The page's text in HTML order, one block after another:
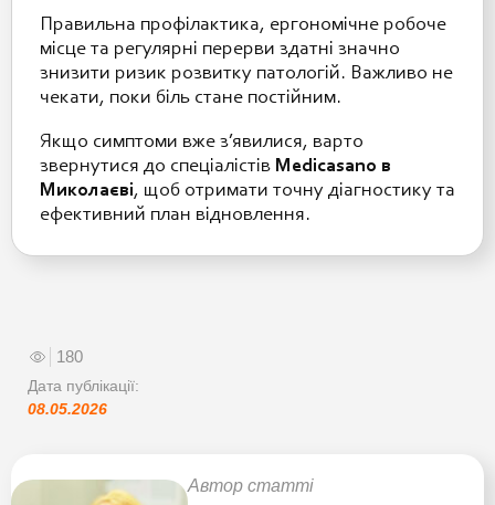
Правильна профілактика, ергономічне робоче
місце та регулярні перерви здатні значно
знизити ризик розвитку патологій. Важливо не
чекати, поки біль стане постійним.
Якщо симптоми вже з’явилися, варто
звернутися до спеціалістів Medicasano в
Миколаєві, щоб отримати точну діагностику та
ефективний план відновлення.
180
Дата публікації:
08.05.2026
Автор статті